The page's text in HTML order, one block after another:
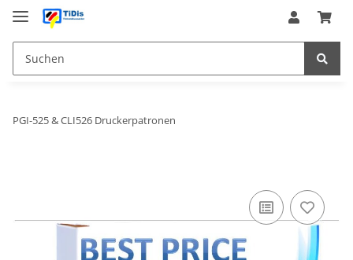
PGI-525 & CLI526 Druckerpatronen